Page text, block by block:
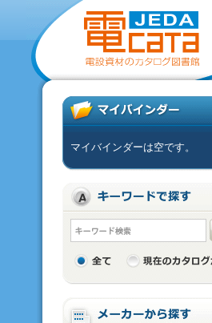
マイバインダーは空です。